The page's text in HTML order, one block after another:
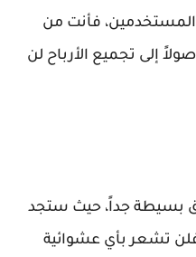
المستخدمين، فأنت من
إلى تجميع الأرباح لن
بسيطة جداً، حيث ستجد
تشعر بأي عشوائية